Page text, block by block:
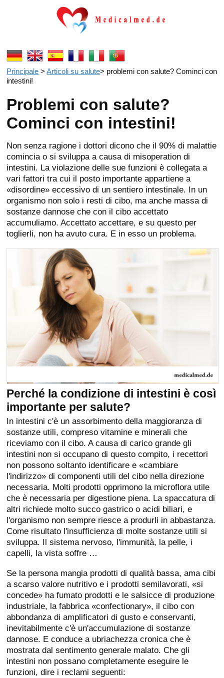
Principale > Articoli su salute> problemi con salute? Cominci con
intestini!
Problemi con salute?
Cominci con intestini!
Non senza ragione i dottori dicono che il 90% di malattie
comincia o si sviluppa a causa di misoperation di
intestini. La violazione delle sue funzioni è collegata a
vari fattori tra cui il posto importante appartiene a
«disordine» eccessivo di un sentiero intestinale. In un
organismo non solo i resti di cibo, ma anche massa di
sostanze dannose che con il cibo accettato
accumuliamo. Accettato accettare, e su questo per
toglierli, non ha avuto cura. E in esso un problema.
Perché la condizione di intestini è così
importante per salute?
In intestini c'è un assorbimento della maggioranza di
sostanze utili, compreso vitamine e minerali che
riceviamo con il cibo. A causa di carico grande gli
intestini non si occupano di questo compito, i recettori
non possono soltanto identificare e «cambiare
l'indirizzo» di componenti utili del cibo nella direzione
necessaria. Molti prodotti opprimono la microflora utile
che è necessaria per digestione piena. La spaccatura di
altri richiede molto succo gastrico o acidi biliari, e
l'organismo non sempre riesce a produrli in abbastanza.
Come risultato l'insufficienza di molte sostanze utili si
sviluppa. Il sistema nervoso, l'immunità, la pelle, i
capelli, la vista soffre …
Se la persona mangia prodotti di qualità bassa, ama cibi
a scarso valore nutritivo e i prodotti semilavorati, «si
concede» ha fumato prodotti e le salsicce di produzione
industriale, la fabbrica «confectionary», il cibo con
abbondanza di amplificatori di gusto e conservanti,
inevitabilmente c'è un'accumulazione di sostanze
dannose. E conduce a ubriachezza cronica che è
mostrata dal sentimento generale malato. Che gli
intestini non possano completamente eseguire le
funzioni, dire i reclami seguenti: